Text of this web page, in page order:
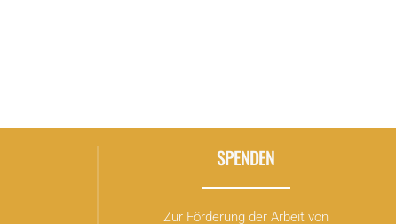
SPENDEN
Zur Förderung der Arbeit von